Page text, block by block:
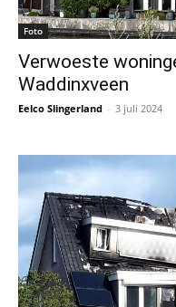
Foto
Verwoeste
Waddinxveen
Eelco Slingerland - 3 juli 2024